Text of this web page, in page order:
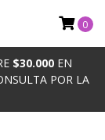
$30.000EN
POR LA
0